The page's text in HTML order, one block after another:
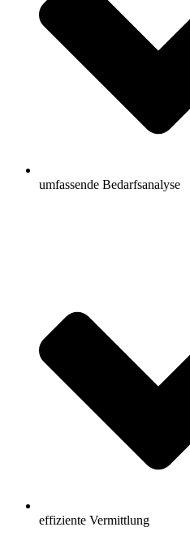
umfassende Bedarfsanalyse
effiziente Vermittlung